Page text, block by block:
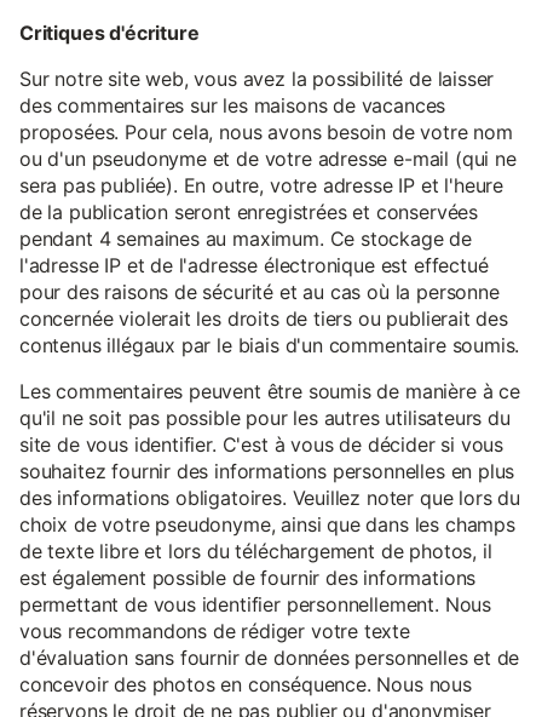
Critiques d'écriture
Sur notre site web, vous avez la possibilité de laisser
des commentaires sur les maisons de vacances
proposées. Pour cela, nous avons besoin de votre nom
ou d'un pseudonyme et de votre adresse e-mail (qui ne
sera pas publiée). En outre, votre adresse IP et l'heure
de la publication seront enregistrées et conservées
pendant 4 semaines au maximum. Ce stockage de
l'adresse IP et de l'adresse électronique est effectué
pour des raisons de sécurité et au cas où la personne
concernée violerait les droits de tiers ou publierait des
contenus illégaux par le biais d'un commentaire soumis.
Les commentaires peuvent être soumis de manière à ce
qu'il ne soit pas possible pour les autres utilisateurs du
site de vous identifier. C'est à vous de décider si vous
souhaitez fournir des informations personnelles en plus
des informations obligatoires. Veuillez noter que lors du
choix de votre pseudonyme, ainsi que dans les champs
de texte libre et lors du téléchargement de photos, il
est également possible de fournir des informations
permettant de vous identifier personnellement. Nous
vous recommandons de rédiger votre texte
d'évaluation sans fournir de données personnelles et de
concevoir des photos en conséquence. Nous nous
réservons le droit de ne pas publier ou d'anonymiser